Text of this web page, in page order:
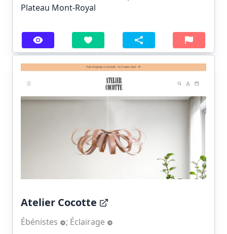
Plateau Mont-Royal
Atelier Cocotte
Ébénistes ; Éclairage